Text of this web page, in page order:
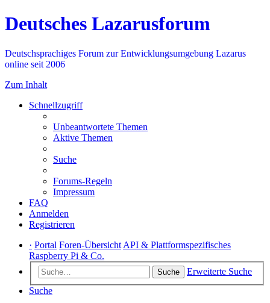
Deutsches Lazarusforum
Deutschsprachiges Forum zur Entwicklungsumgebung Lazarus
online seit 2006
Zum Inhalt
Schnellzugriff
Unbeantwortete Themen
Aktive Themen
Suche
Forums-Regeln
Impressum
FAQ
Anmelden
Registrieren
· Portal Foren-Übersicht API & Plattformspezifisches
Raspberry Pi & Co.
Suche
Erweiterte Suche
Suche